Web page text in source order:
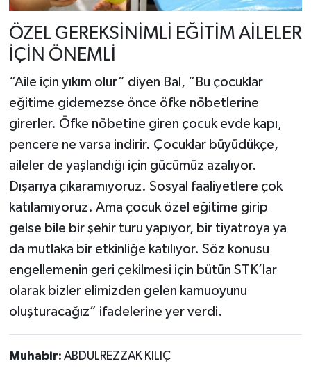
ÖZEL GEREKSİNİMLİ EĞİTİM AİLELER
İÇİN ÖNEMLİ
“Aile için yıkım olur” diyen Bal, “Bu çocuklar
eğitime gidemezse önce öfke nöbetlerine
girerler. Öfke nöbetine giren çocuk evde kapı,
pencere ne varsa indirir. Çocuklar büyüdükçe,
aileler de yaşlandığı için gücümüz azalıyor.
Dışarıya çıkaramıyoruz. Sosyal faaliyetlere çok
katılamıyoruz. Ama çocuk özel eğitime girip
gelse bile bir şehir turu yapıyor, bir tiyatroya ya
da mutlaka bir etkinliğe katılıyor. Söz konusu
engellemenin geri çekilmesi için bütün STK’lar
olarak bizler elimizden gelen kamuoyunu
oluşturacağız” ifadelerine yer verdi.
Muhabir: ABDULREZZAK KILIÇ